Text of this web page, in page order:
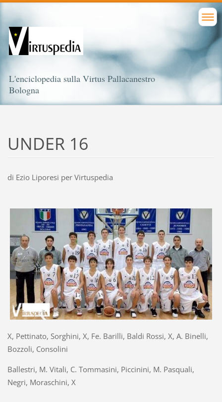
L'enciclopedia sulla Virtus Pallacanestro
Bologna
UNDER 16
di Ezio Liporesi per Virtuspedia
X, Pettinato, Sorghini, X, Fe. Barilli, Baldi Rossi, X, A. Binelli,
Bozzoli, Consolini
Ballestri, M. Vitali, C. Tommasini, Piccinini, M. Pasquali,
Negri, Moraschini, X